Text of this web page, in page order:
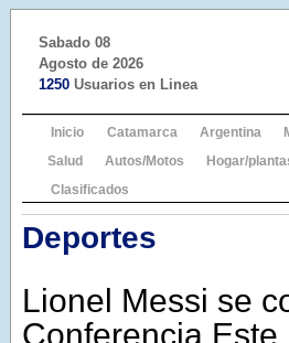
Sabado 08
Agosto de 2026
1250 Usuarios en Linea
Inicio Catamarca Argentina
Salud
Autos/Motos Hogar/
Clasificados
Deportes
Lionel Messi se
Conferencia Este